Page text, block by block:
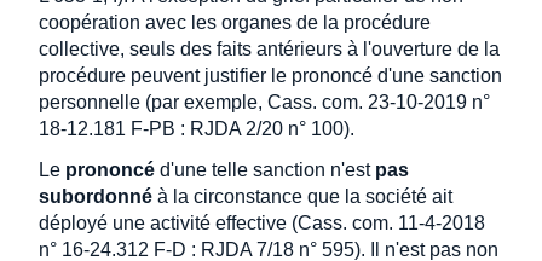
coopération avec les organes de la procédure
collective, seuls des faits antérieurs à l'ouverture de la
procédure peuvent justifier le prononcé d'une sanction
personnelle (par exemple, Cass. com. 23-10-2019 n°
18-12.181 F-PB : RJDA 2/20 n° 100).
Le prononcé d'une telle sanction n'est pas
subordonné à la circonstance que la société ait
déployé une activité effective (Cass. com. 11-4-2018
n° 16-24.312 F-D : RJDA 7/18 n° 595). Il n'est pas non